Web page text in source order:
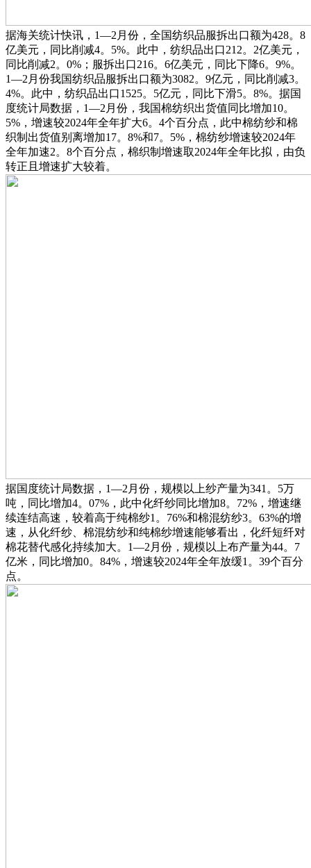
据海关统计快讯，1—2月份，全国纺织品服拆出口额为428。8
亿美元，同比削减4。5%。此中，纺织品出口212。2亿美元，
同比削减2。0%；服拆出口216。6亿美元，同比下降6。9%。
1—2月份我国纺织品服拆出口额为3082。9亿元，同比削减3。
4%。此中，纺织品出口1525。5亿元，同比下滑5。8%。据国
度统计局数据，1—2月份，我国棉纺织出货值同比增加10。
5%，增速较2024年全年扩大6。4个百分点，此中棉纺纱和棉
织制出货值别离增加17。8%和7。5%，棉纺纱增速较2024年
全年加速2。8个百分点，棉织制增速取2024年全年比拟，由负
转正且增速扩大较着。
据国度统计局数据，1—2月份，规模以上纱产量为341。5万
吨，同比增加4。07%，此中化纤纱同比增加8。72%，增速继
续连结高速，较着高于纯棉纱1。76%和棉混纺纱3。63%的增
速，从化纤纱、棉混纺纱和纯棉纱增速能够看出，化纤短纤对
棉花替代感化持续加大。1—2月份，规模以上布产量为44。7
亿米，同比增加0。84%，增速较2024年全年放缓1。39个百分
点。